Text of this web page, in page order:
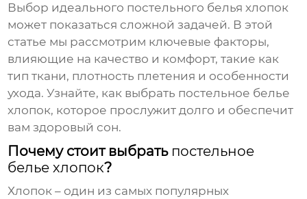
Выбор идеального постельного белья хлопок
может показаться сложной задачей. В этой
статье мы рассмотрим ключевые факторы,
влияющие на качество и комфорт, такие как
тип ткани, плотность плетения и особенности
ухода. Узнайте, как выбрать постельное белье
хлопок, которое прослужит долго и обеспечит
вам здоровый сон.
Почему стоит выбрать постельное
белье хлопок?
Хлопок – один из самых популярных